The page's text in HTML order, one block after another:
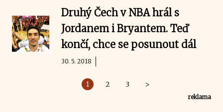
Druhý Čech v NBA hrál s
Jordanem i Bryantem. Teď
končí, chce se posunout dál
30. 5. 2018
1 2 3 >
reklama